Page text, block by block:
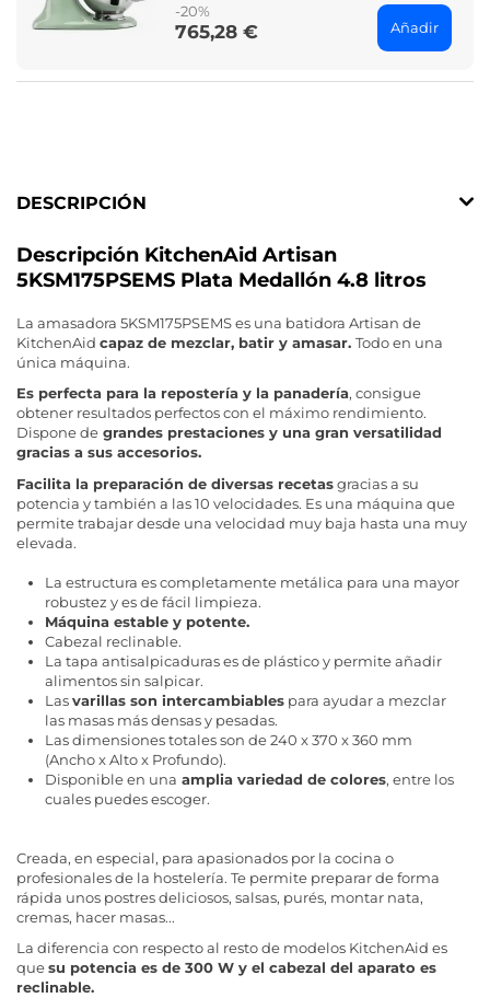
-20%
Price
765,28 € Añadir
DESCRIPCIÓN
Descripción KitchenAid Artisan
5KSM175PSEMS Plata Medallón 4.8 litros
La amasadora 5KSM175PSEMS es una batidora Artisan de
KitchenAid capaz de mezclar, batir y amasar. Todo en una
única máquina.
Es perfecta para la repostería y la panadería, consigue
obtener resultados perfectos con el máximo rendimiento.
Dispone de grandes prestaciones y una gran versatilidad
gracias a sus accesorios.
Facilita la preparación de diversas recetasgracias a su
potencia y también a las 10 velocidades. Es una máquina que
permite trabajar desde una velocidad muy baja hasta una muy
elevada.
La estructura es completamente metálica para una mayor
robustez y es de fácil limpieza.
Máquina estable y potente.
Cabezal reclinable.
La tapa antisalpicaduras es de plástico y permite añadir
alimentos sin salpicar.
Lasvarillas son intercambiables para ayudar a mezclar
las masas más densas y pesadas.
Las dimensiones totales son de 240 x 370 x 360 mm
(Ancho x Alto x Profundo).
Disponible en una amplia variedad de colores, entre los
cuales puedes escoger.
Creada, en especial, para apasionados por la cocina o
profesionales de la hostelería. Te permite preparar de forma
rápida unos postres deliciosos, salsas, purés, montar nata,
cremas, hacer masas...
La diferencia con respecto al resto de modelos KitchenAid es
quesu potencia es de 300 W y el cabezal del aparato es
reclinable.